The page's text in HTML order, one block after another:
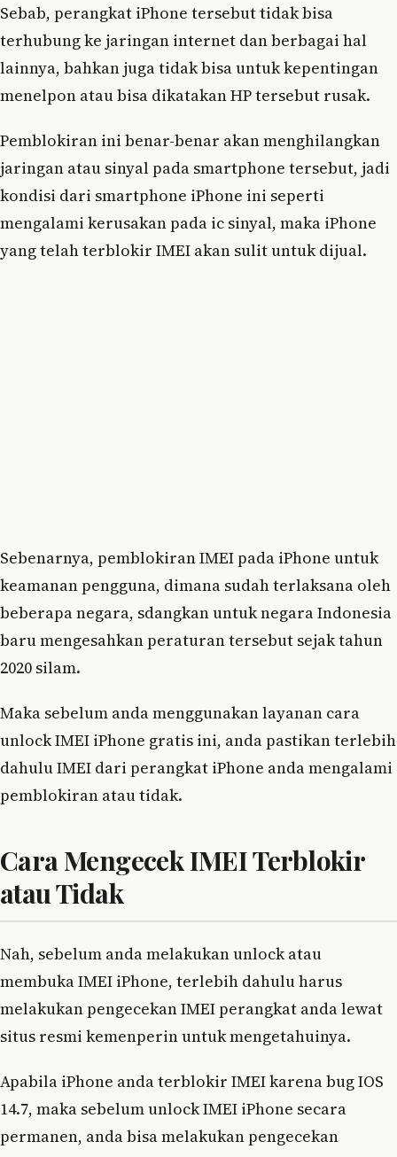
Sebab, perangkat iPhone tersebut tidak bisa
terhubung ke jaringan internet dan berbagai hal
lainnya, bahkan juga tidak bisa untuk kepentingan
menelpon atau bisa dikatakan HP tersebut rusak.
Pemblokiran ini benar-benar akan menghilangkan
jaringan atau sinyal pada smartphone tersebut, jadi
kondisi dari smartphone iPhone ini seperti
mengalami kerusakan pada ic sinyal, maka iPhone
yang telah terblokir IMEI akan sulit untuk dijual.
Sebenarnya, pemblokiran IMEI pada iPhone untuk
keamanan pengguna, dimana sudah terlaksana oleh
beberapa negara, sdangkan untuk negara Indonesia
baru mengesahkan peraturan tersebut sejak tahun
2020 silam.
Maka sebelum anda menggunakan layanan cara
unlock IMEI iPhone gratis ini, anda pastikan terlebih
dahulu IMEI dari perangkat iPhone anda mengalami
pemblokiran atau tidak.
Cara Mengecek IMEI Terblokir
atau Tidak
Nah, sebelum anda melakukan unlock atau
membuka IMEI iPhone, terlebih dahulu harus
melakukan pengecekan IMEI perangkat anda lewat
situs resmi kemenperin untuk mengetahuinya.
Apabila iPhone anda terblokir IMEI karena bug IOS
14.7, maka sebelum unlock IMEI iPhone secara
permanen, anda bisa melakukan pengecekan